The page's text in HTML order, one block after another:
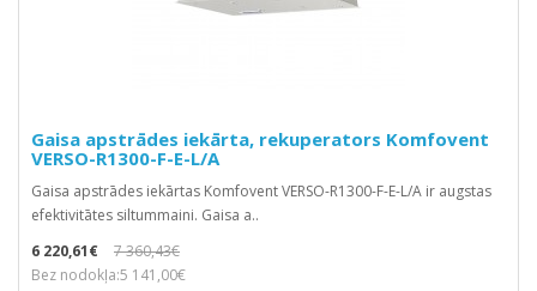
Gaisa apstrādes iekārta, rekuperators Komfovent
VERSO-R1300-F-E-L/A
Gaisa apstrādes iekārtas Komfovent VERSO-R1300-F-E-L/A ir augstas
efektivitātes siltummaini. Gaisa a..
6 220,61€
7 360,43€
Bez nodokļa:5 141,00€